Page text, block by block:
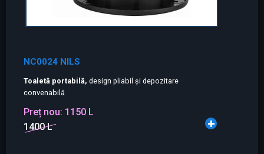
NC0024 NILS
Toaletă portabilă, design pliabil și depozitare
convenabilă
Preț nou: 1150 L
1400 L